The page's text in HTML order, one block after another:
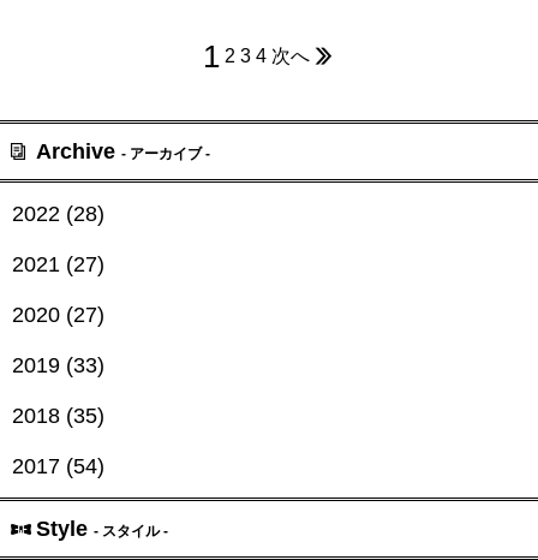
1 2 3 4 次へ
Archive - アーカイブ -
2022 (28)
2021 (27)
2020 (27)
2019 (33)
2018 (35)
2017 (54)
Style - スタイル -